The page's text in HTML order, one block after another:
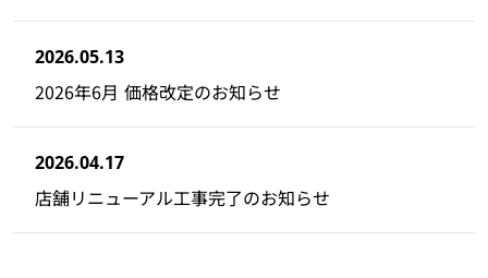
2026.05.13
2026年6月 価格改定のお知らせ
2026.04.17
店舗リニューアル工事完了のお知らせ